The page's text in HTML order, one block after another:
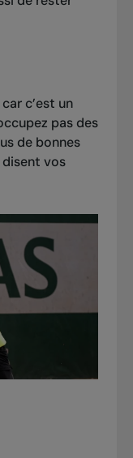
c’est un
pas des
de bonnes
disent vos